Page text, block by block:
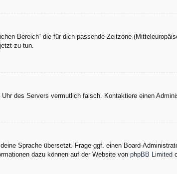
Bereich“ die für dich passende Zeitzone
zu tun.
des Servers vermutlich falsch. Kontaktiere einen
Sprache übersetzt. Frage ggf. einen Board-
dazu können auf der Website von phpBB Limited